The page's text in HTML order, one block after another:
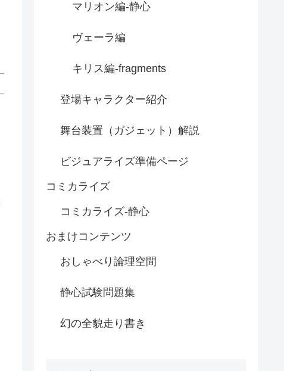
マリオン編-静心
ヴェーラ編
キリス編-fragments
登場キャラクター紹介
舞台装置（ガジェット）解説
ビジュアライズ準備ページ
コミカライズ
コミカライズ-静心
おまけコンテンツ
おしゃべり論理空間
静心試験問題集
幻の全貌走り書き